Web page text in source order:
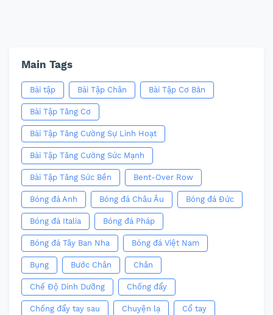
Main Tags
Bài tập Bài Tập Chân Bài Tập Cơ Bản
Bài Tập Tăng Cơ
Bài Tập Tăng Cường Sự Linh Hoạt
Bài Tập Tăng Cường Sức Mạnh
Bài Tập Tăng Sức Bền Bent-Over Row
Bóng đá Anh Bóng đá Châu Âu Bóng đá Đức
Bóng đá Italia Bóng đá Pháp
Bóng đá Tây Ban Nha Bóng đá Việt Nam
Bụng Bước Chân Chân
Chế Độ Dinh Dưỡng Chống đẩy
Chống đẩy tay sau Chuyện lạ Cổ tay